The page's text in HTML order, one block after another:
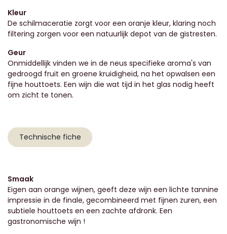
Kleur
De schilmaceratie zorgt voor een oranje kleur, klaring noch
filtering zorgen voor een natuurlijk depot van de gistresten.
Geur
Onmiddellijk vinden we in de neus specifieke aroma's van
gedroogd fruit en groene kruidigheid, na het opwalsen een
fijne houttoets. Een wijn die wat tijd in het glas nodig heeft
om zicht te tonen.
Technische fiche
Smaak
Eigen aan orange wijnen, geeft deze wijn een lichte tannine
impressie in de finale, gecombineerd met fijnen zuren, een
subtiele houttoets en een zachte afdronk. Een
gastronomische wijn !